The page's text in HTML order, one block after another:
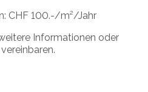
CHF 100.-/m²/Jahr
Informationen oder